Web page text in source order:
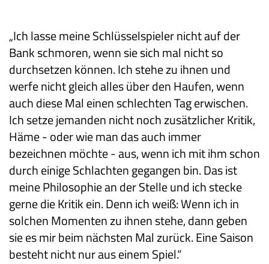
„Ich lasse meine Schlüsselspieler nicht auf der
Bank schmoren, wenn sie sich mal nicht so
durchsetzen können. Ich stehe zu ihnen und
werfe nicht gleich alles über den Haufen, wenn
auch diese Mal einen schlechten Tag erwischen.
Ich setze jemanden nicht noch zusätzlicher Kritik,
Häme - oder wie man das auch immer
bezeichnen möchte - aus, wenn ich mit ihm schon
durch einige Schlachten gegangen bin. Das ist
meine Philosophie an der Stelle und ich stecke
gerne die Kritik ein. Denn ich weiß: Wenn ich in
solchen Momenten zu ihnen stehe, dann geben
sie es mir beim nächsten Mal zurück. Eine Saison
besteht nicht nur aus einem Spiel.“